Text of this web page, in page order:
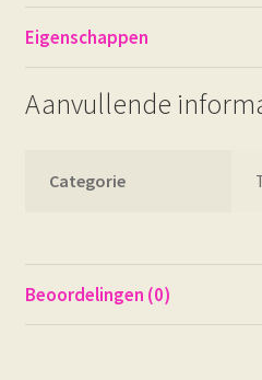
Eigenschappen
Aanvullende
Categorie
Beoordelingen (0)